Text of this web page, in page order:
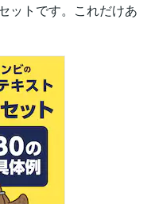
ットです。これだけあ